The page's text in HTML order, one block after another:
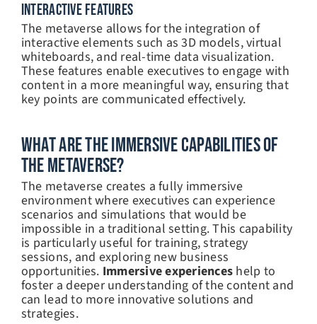
INTERACTIVE FEATURES
The metaverse allows for the integration of
interactive elements such as 3D models, virtual
whiteboards, and real-time data visualization.
These features enable executives to engage with
content in a more meaningful way, ensuring that
key points are communicated effectively.
What Are The Immersive Capabilities Of
The Metaverse?
The metaverse creates a fully immersive
environment where executives can experience
scenarios and simulations that would be
impossible in a traditional setting. This capability
is particularly useful for training, strategy
sessions, and exploring new business
opportunities. Immersive experiences help to
foster a deeper understanding of the content and
can lead to more innovative solutions and
strategies.